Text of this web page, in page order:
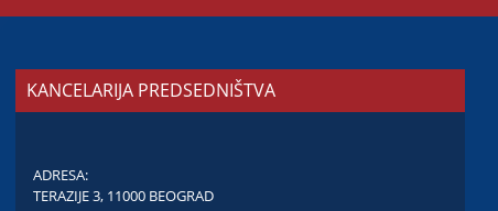
KANCELARIJA PREDSEDNIŠTVA
ADRESA:
TERAZIJE 3, 11000 BEOGRAD